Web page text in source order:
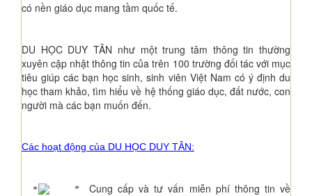
có nền giáo dục mang tầm quốc tế.
DU HỌC DUY TÂN như một trung tâm thông tin thường
xuyên cập nhật thông tin của trên 100 trường đối tác với mục
tiêu giúp các bạn học sinh, sinh viên Việt Nam có ý định du
học tham khảo, tìm hiểu về hệ thống giáo dục, đất nước, con
người mà các bạn muốn đến.
Các hoạt động của DU HỌC DUY TÂN:
* Cung cấp và tư vấn miễn phí thông tin về